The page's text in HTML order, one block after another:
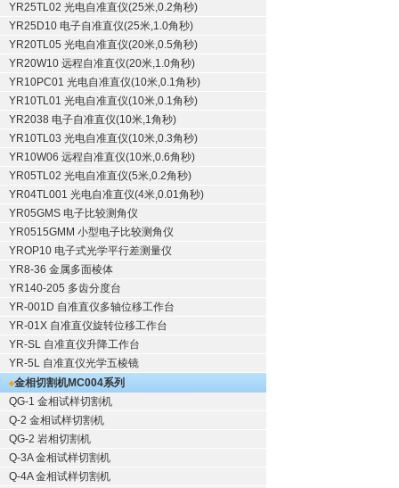
YR25TL02 光电自准直仪(25米,0.2角秒)
YR25D10 电子自准直仪(25米,1.0角秒)
YR20TL05 光电自准直仪(20米,0.5角秒)
YR20W10 远程自准直仪(20米,1.0角秒)
YR10PC01 光电自准直仪(10米,0.1角秒)
YR10TL01 光电自准直仪(10米,0.1角秒)
YR2038 电子自准直仪(10米,1角秒)
YR10TL03 光电自准直仪(10米,0.3角秒)
YR10W06 远程自准直仪(10米,0.6角秒)
YR05TL02 光电自准直仪(5米,0.2角秒)
YR04TL001 光电自准直仪(4米,0.01角秒)
YR05GMS 电子比较测角仪
YR0515GMM 小型电子比较测角仪
YROP10 电子式光学平行差测量仪
YR8-36 金属多面棱体
YR140-205 多齿分度台
YR-001D 自准直仪多轴位移工作台
YR-01X 自准直仪旋转位移工作台
YR-SL 自准直仪升降工作台
YR-5L 自准直仪光学五棱镜
金相切割机MC004系列
QG-1 金相试样切割机
Q-2 金相试样切割机
QG-2 岩相切割机
Q-3A 金相试样切割机
Q-4A 金相试样切割机